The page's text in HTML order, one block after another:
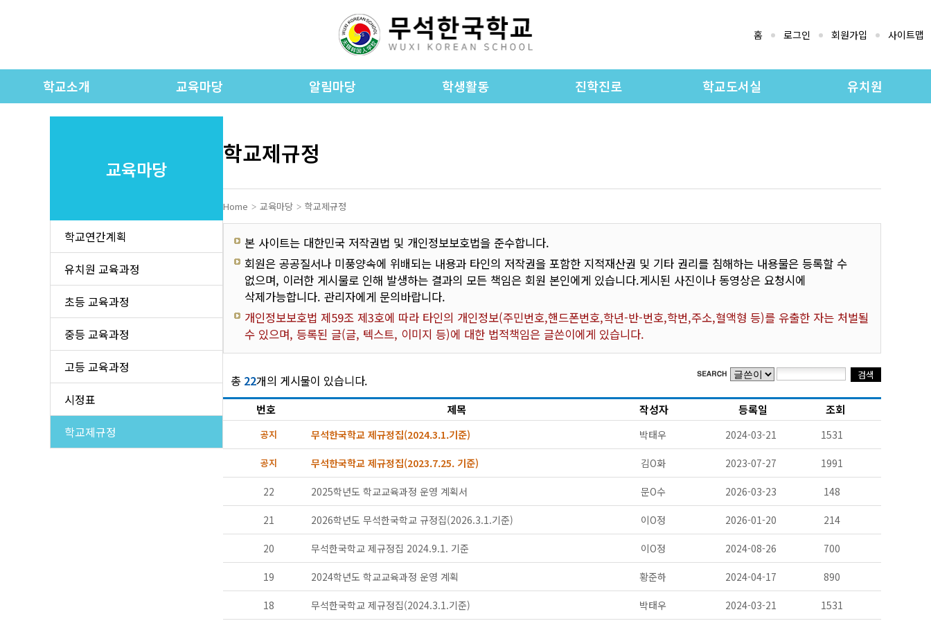
홈 로그인 회원가입 사이트맵
학교소개 교육마당 알림마당 학생활동 진학진로 학교도서실 유치원
인사말
오시는 길
학교모습
층별 안내도(비상 대피로)
학교연간계획
유치원 교육과정
고등 교육과정
시정표
학교제규정
가정통신문
입학안내
학교소식
학교차량노선
학교운영위원회
학교발전기금 및 예결산
학교법인 이사회
중등 교과 활동
교육마당
학교연간계획
유치원 교육과정
초등 교육과정
중등 교육과정
고등 교육과정
시정표
학교제규정
학교제규정
Home 교육마당 학교제규정
본 사이트는 대한민국 저작권법 및 개인정보보호법을 준수합니다.
회원은 공공질서나 미풍양속에 위배되는 내용과 타인의 저작권을 포함한 지적재산권 및 기타 권리를 침해하는 내용물은 등록할 수
없으며, 이러한 게시물로 인해 발생하는 결과의 모든 책임은 회원 본인에게 있습니다.게시된 사진이나 동영상은 요청시에
삭제가능합니다. 관리자에게 문의바랍니다.
개인정보보호법 제59조 제3호에 따라 타인의 개인정보(주민번호,핸드폰번호,학년-반-번호,학번,주소,혈액형 등)를 유출한 자는 처벌될
수 있으며, 등록된 글(글, 텍스트, 이미지 등)에 대한 법적책임은 글쓴이에게 있습니다.
총 22개의 게시물이 있습니다.
번호 제목 작성자 등록일 조회
공지 무석한국학교 제규정집(2024.3.1.기준) 박태우 2024-03-21 1531
공지 무석한국학교 제규정집(2023.7.25. 기준) 김O화 2023-07-27 1991
22 2025학년도 학교교육과정 운영 계획서 문O수 2026-03-23 148
21 2026학년도 무석한국학교 규정집(2026.3.1.기준) 이O정 2026-01-20 214
20 무석한국학교 제규정집 2024.9.1. 기준 이O정 2024-08-26 700
19 2024학년도 학교교육과정 운영 계획 황준하 2024-04-17 890
18 무석한국학교 제규정집(2024.3.1.기준) 박태우 2024-03-21 1531